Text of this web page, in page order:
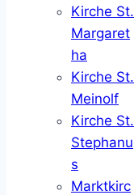
Kirche St.
Margaret
ha
Kirche St.
Meinolf
Kirche St.
Stephanu
s
Marktkirc